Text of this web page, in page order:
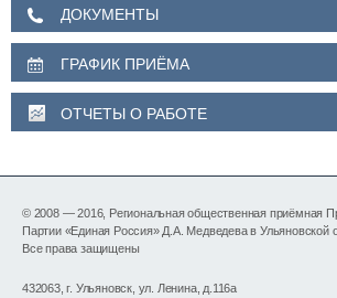
ДОКУМЕНТЫ
ГРАФИК ПРИЁМА
ОТЧЕТЫ О РАБОТЕ
© 2008 — 2016, Региональная общественная приёмная
Партии «Единая Россия» Д.А. Медведева в Ульяновской
Все права защищены
432063, г. Ульяновск, ул. Ленина, д.116а